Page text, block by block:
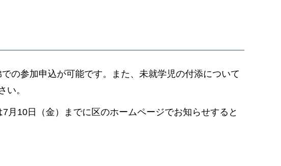
の参加申込が可能です。また、未就学児の付添について
い。
10日（金）までに区のホームページでお知らせすると